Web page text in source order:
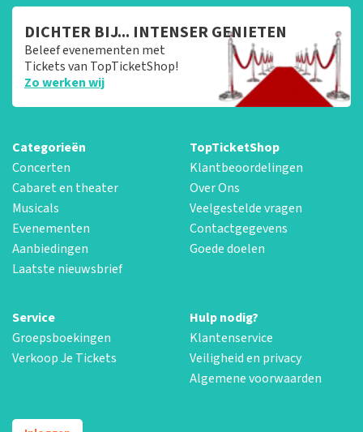
DICHTER BIJ... INTENSER GENIETEN
Beleef evenementen met
Tickets van TopTicketShop!
Zo werken wij
Categorieën
Concerten
Cabaret en theater
Musicals
Evenementen
Aanbiedingen
Laatste nieuwsbrief
TopTicketShop
Klantbeoordelingen
Over Ons
Veelgestelde vragen
Contactgegevens
Goede doelen
Service
Groepsboekingen
Verkoop Je Tickets
Hulp nodig?
Klantenservice
Veiligheid en privacy
Algemene voorwaarden